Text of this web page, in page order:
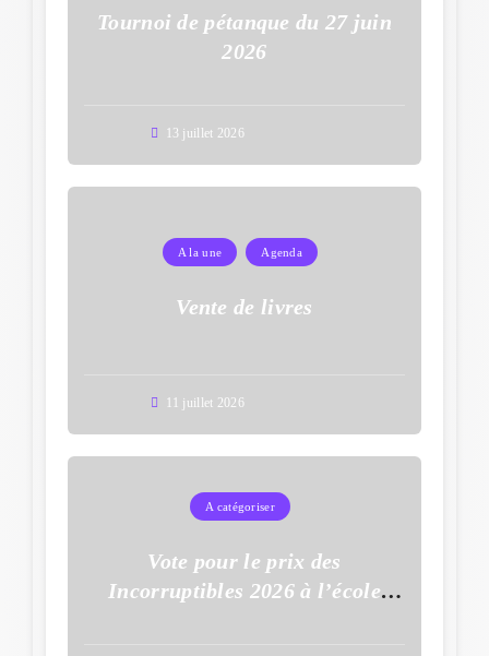
Tournoi de pétanque du 27 juin
2026
13 juillet 2026
A la une Agenda
Vente de livres
11 juillet 2026
A catégoriser
Vote pour le prix des
Incorruptibles 2026 à l’école